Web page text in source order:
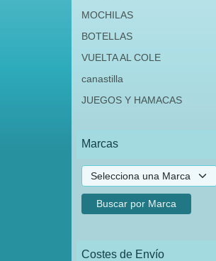
MOCHILAS
BOTELLAS
VUELTA AL COLE
canastilla
JUEGOS Y HAMACAS
Marcas
Costes de Envío